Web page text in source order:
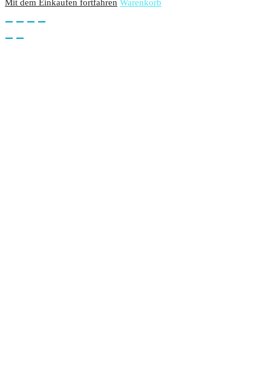
Mit dem Einkaufen fortfahren Warenkorb